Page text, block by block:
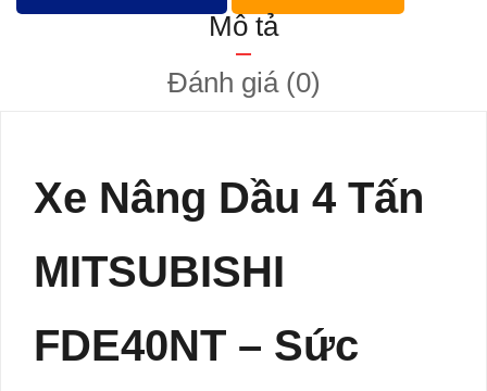
Mô tả
Đánh giá (0)
Xe Nâng Dầu 4 Tấn
MITSUBISHI
FDE40NT – Sức